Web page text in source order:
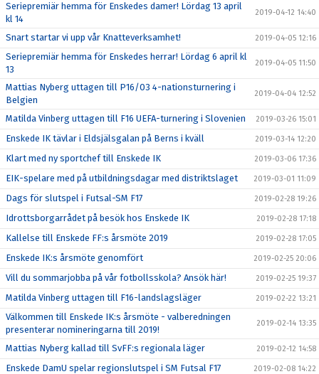
Seriepremiär hemma för Enskedes damer! Lördag 13 april
kl 14
2019-04-12 14:40
Snart startar vi upp vår Knatteverksamhet! 2019-04-05 12:16
Seriepremiär hemma för Enskedes herrar! Lördag 6 april kl
13
2019-04-05 11:50
Mattias Nyberg uttagen till P16/03 4-nationsturnering i
Belgien
2019-04-04 12:52
Matilda Vinberg uttagen till F16 UEFA-turnering i Slovenien 2019-03-26 15:01
Enskede IK tävlar i Eldsjälsgalan på Berns i kväll 2019-03-14 12:20
Klart med ny sportchef till Enskede IK 2019-03-06 17:36
EIK-spelare med på utbildningsdagar med distriktslaget 2019-03-01 11:09
Dags för slutspel i Futsal-SM F17 2019-02-28 19:26
Idrottsborgarrådet på besök hos Enskede IK 2019-02-28 17:18
Kallelse till Enskede FF:s årsmöte 2019 2019-02-28 17:05
Enskede IK:s årsmöte genomfört 2019-02-25 20:06
Vill du sommarjobba på vår fotbollsskola? Ansök här! 2019-02-25 19:37
Matilda Vinberg uttagen till F16-landslagsläger 2019-02-22 13:21
Välkommen till Enskede IK:s årsmöte - valberedningen
presenterar nomineringarna till 2019!
2019-02-14 13:35
Mattias Nyberg kallad till SvFF:s regionala läger 2019-02-12 14:58
Enskede DamU spelar regionslutspel i SM Futsal F17 2019-02-08 14:22